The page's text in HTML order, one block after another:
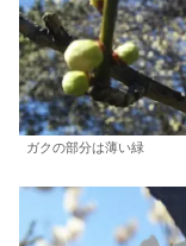
ガクの部分は薄い緑